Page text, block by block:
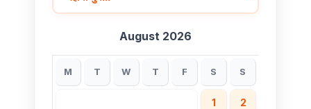
August 2026
M T W T F S S
1 2